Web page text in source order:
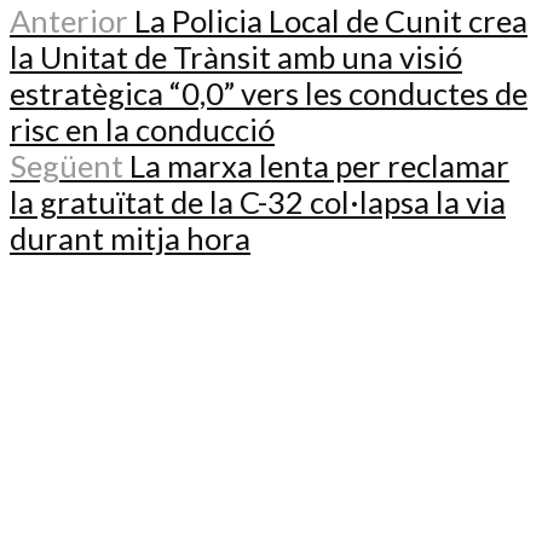
Anterior La Policia Local de Cunit crea
la Unitat de Trànsit amb una visió
estratègica “0,0” vers les conductes de
risc en la conducció
Següent La marxa lenta per reclamar
la gratuïtat de la C-32 col·lapsa la via
durant mitja hora